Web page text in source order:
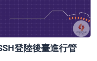
登陸後臺進行管